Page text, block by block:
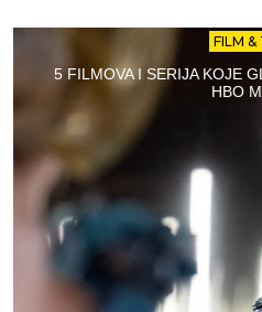
FILM &
5 FILMOVA I SERIJA KOJE
HBO